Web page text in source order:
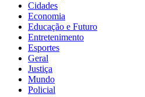
Cidades
Economia
Educação e Futuro
Entretenimento
Esportes
Geral
Justiça
Mundo
Policial